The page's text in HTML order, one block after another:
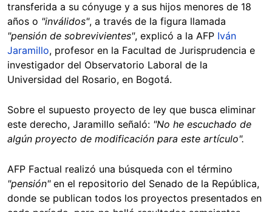
transferida a su cónyuge y a sus hijos menores de 18
años o "inválidos", a través de la figura llamada
"pensión de sobrevivientes", explicó a la AFP Iván
Jaramillo, profesor en la Facultad de Jurisprudencia e
investigador del Observatorio Laboral de la
Universidad del Rosario, en Bogotá.
Sobre el supuesto proyecto de ley que busca eliminar
este derecho, Jaramillo señaló: "No he escuchado de
algún proyecto de modificación para este artículo".
AFP Factual realizó una búsqueda con el término
"pensión" en el repositorio del Senado de la República,
donde se publican todos los proyectos presentados en